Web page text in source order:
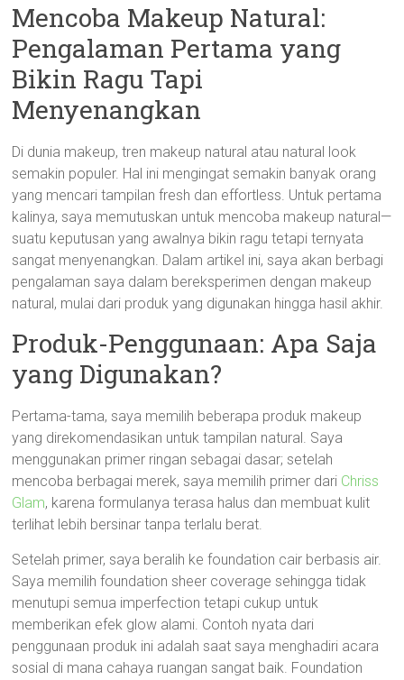
Mencoba Makeup Natural:
Pengalaman Pertama yang
Bikin Ragu Tapi
Menyenangkan
Di dunia makeup, tren makeup natural atau natural look
semakin populer. Hal ini mengingat semakin banyak orang
yang mencari tampilan fresh dan effortless. Untuk pertama
kalinya, saya memutuskan untuk mencoba makeup natural—
suatu keputusan yang awalnya bikin ragu tetapi ternyata
sangat menyenangkan. Dalam artikel ini, saya akan berbagi
pengalaman saya dalam bereksperimen dengan makeup
natural, mulai dari produk yang digunakan hingga hasil akhir.
Produk-Penggunaan: Apa Saja
yang Digunakan?
Pertama-tama, saya memilih beberapa produk makeup
yang direkomendasikan untuk tampilan natural. Saya
menggunakan primer ringan sebagai dasar; setelah
mencoba berbagai merek, saya memilih primer dari Chriss
Glam, karena formulanya terasa halus dan membuat kulit
terlihat lebih bersinar tanpa terlalu berat.
Setelah primer, saya beralih ke foundation cair berbasis air.
Saya memilih foundation sheer coverage sehingga tidak
menutupi semua imperfection tetapi cukup untuk
memberikan efek glow alami. Contoh nyata dari
penggunaan produk ini adalah saat saya menghadiri acara
sosial di mana cahaya ruangan sangat baik. Foundation